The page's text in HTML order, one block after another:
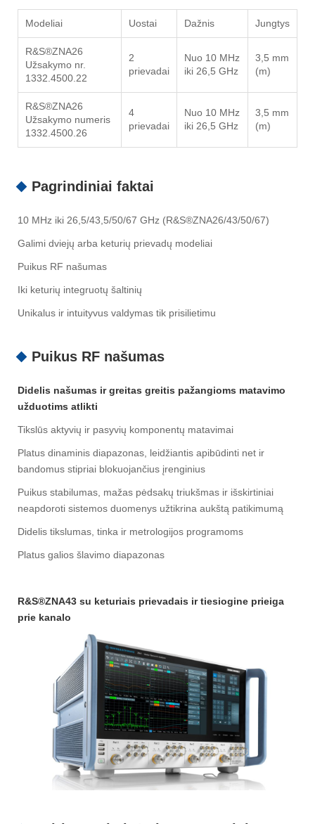
Modeliai Uostai Dažnis Jungtys
R&S®ZNA26
Užsakymo nr.
1332.4500.22
2
prievadai
Nuo 10 MHz
iki 26,5 GHz
3,5 mm
(m)
R&S®ZNA26
Užsakymo numeris
1332.4500.26
4
prievadai
Nuo 10 MHz
iki 26,5 GHz
3,5 mm
(m)
Pagrindiniai faktai
10 MHz iki 26,5/43,5/50/67 GHz (R&S®ZNA26/43/50/67)
Galimi dviejų arba keturių prievadų modeliai
Puikus RF našumas
Iki keturių integruotų šaltinių
Unikalus ir intuityvus valdymas tik prisilietimu
Puikus RF našumas
Didelis našumas ir greitas greitis pažangioms matavimo
užduotims atlikti
Tikslūs aktyvių ir pasyvių komponentų matavimai
Platus dinaminis diapazonas, leidžiantis apibūdinti net ir
bandomus stipriai blokuojančius įrenginius
Puikus stabilumas, mažas pėdsakų triukšmas ir išskirtiniai
neapdoroti sistemos duomenys užtikrina aukštą patikimumą
Didelis tikslumas, tinka ir metrologijos programoms
Platus galios šlavimo diapazonas
R&S®ZNA43 su keturiais prievadais ir tiesiogine prieiga
prie kanalo